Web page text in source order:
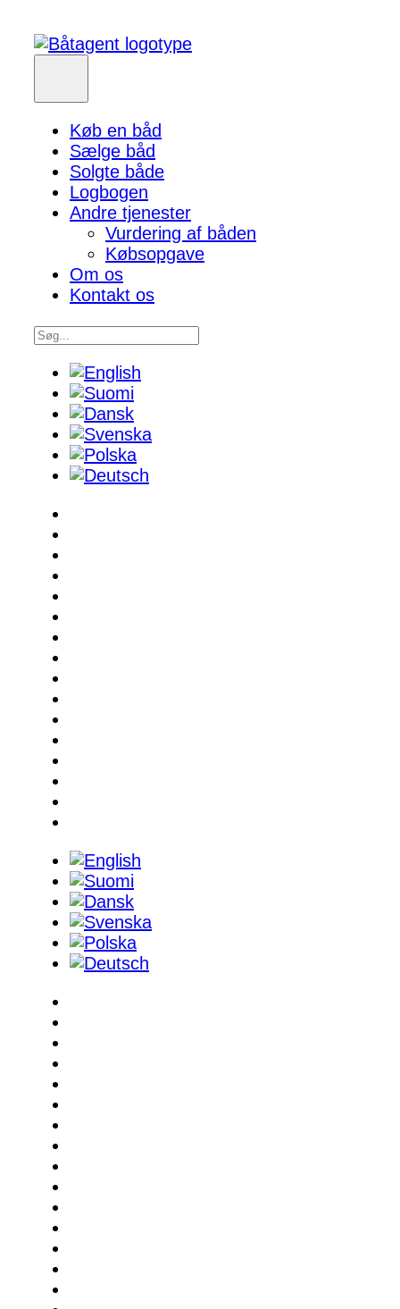
Køb en båd
Sælge båd
Solgte både
Logbogen
Andre tjenester
Vurdering af båden
Købsopgave
Om os
Kontakt os